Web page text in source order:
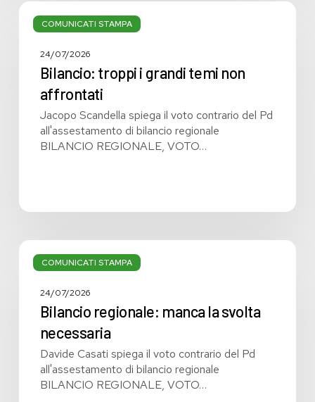
COMUNICATI STAMPA
Bilancio:
troppi
grandi
affrontati
24/07/2026
Bilancio: troppi i grandi temi non
affrontati
Jacopo Scandella spiega il voto contrario del Pd
all'assestamento di bilancio regionale
BILANCIO REGIONALE, VOTO…
COMUNICATI STAMPA
Bilancio
regionale:
svolta
24/07/2026
Bilancio regionale: manca la svolta
necessaria
Davide Casati spiega il voto contrario del Pd
all'assestamento di bilancio regionale
BILANCIO REGIONALE, VOTO…